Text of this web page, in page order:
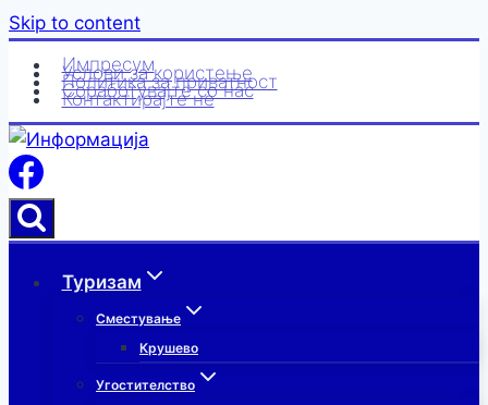
Skip to content
Импресум
Услови за користење
Политика за приватност
Соработувајте со нас
Контактирајте нè
Туризам
Сместување
Крушево
Угостителство